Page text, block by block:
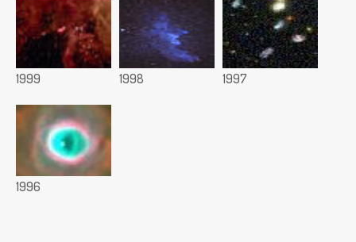
1999 1998 1997
1996